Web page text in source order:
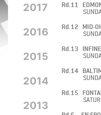
2017
2016
2015
2014
2013